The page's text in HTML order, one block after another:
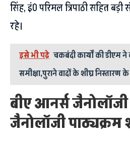
सिंह, इं0 परिमल त्रिपाठी सहित बड़ी
रहे।
इसे भी पढ़े चकबंदी कार्यों की डीएम ने
समीक्षा,पुराने वादों के शीघ्र निस्तारण के
बीए आनर्स
जैनोलाॅजी पाठ्यक्रम